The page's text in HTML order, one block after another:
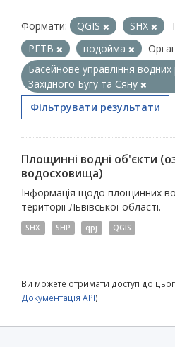
Формати: QGIS SHX
РГТВ
водойма
Басейнове управління водних
Західного Бугу та Сяну
Фільтрувати результати
Площинні водні об'єкти
водосховища)
Інформація щодо площинних
території Львівської області.
SHX SHP qpj QGIS
Ви можете отримати доступ до
Документація API).